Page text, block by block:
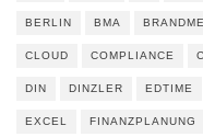
BERLIN BMA
CLOUD COMPLIANCE
DIN DINZLER EDTIME
EXCEL FINANZPLANUNG